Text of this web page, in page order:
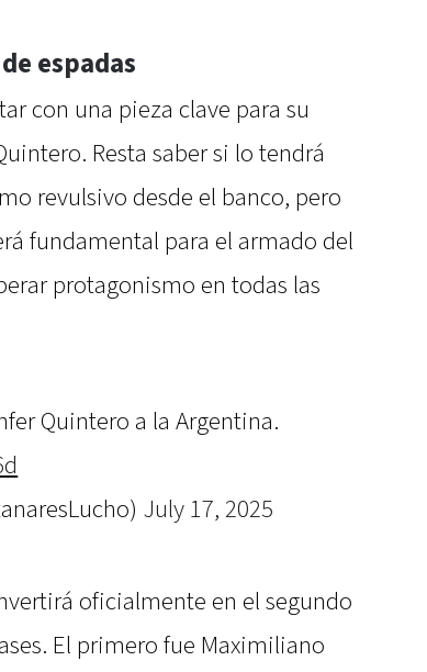
espadas
con una pieza clave para su
Resta saber si lo tendrá
revulsivo desde el banco, pero
fundamental para el armado del
protagonismo en todas las
Quintero a la Argentina.
July 17, 2025
oficialmente en el segundo
El primero fue Maximiliano